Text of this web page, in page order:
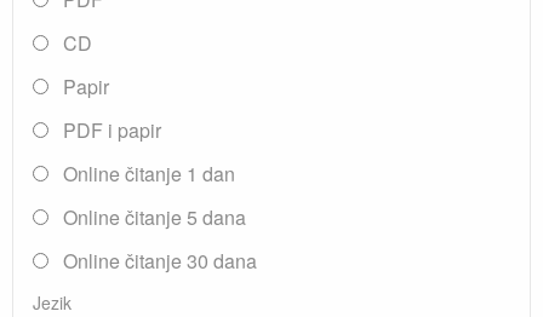
CD
Papir
PDF i papir
Online čitanje 1 dan
Online čitanje 5 dana
Online čitanje 30 dana
Jezik